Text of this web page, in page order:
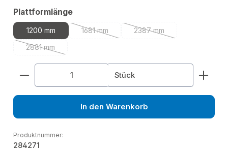
Plattformlängeauswählen
1200 mm 1681 mm
(Diese Option ist zurzeit nicht verfügbar.)
2387 mm
(Diese Option ist zurzeit
2881 mm
(Diese Option ist zurzeit nicht verfügbar.)
Produkt Anzahl: Gib den gewünschten Wert
Stück
In den Warenkorb
Produktnummer:
284271